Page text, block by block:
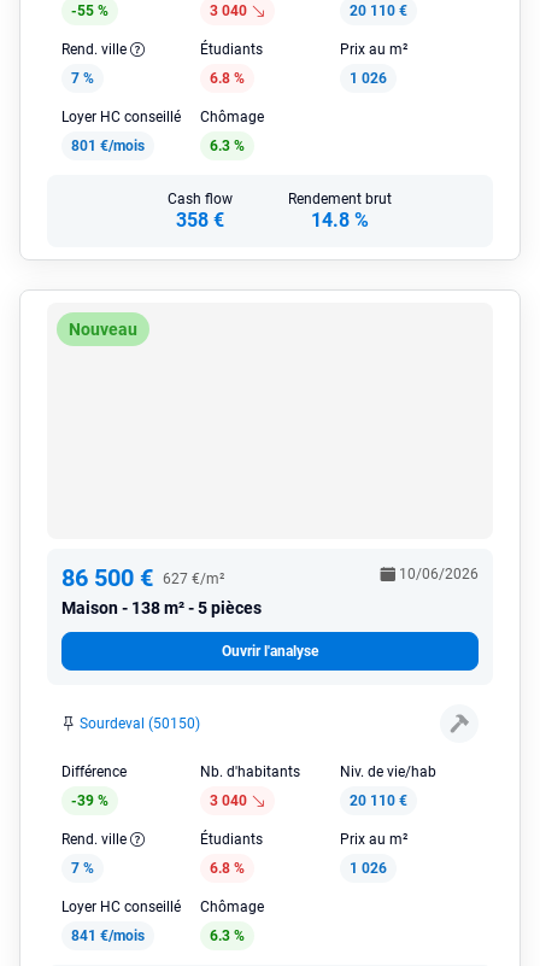
-55 %
3 040
20 110 €
Rend. ville
7 %
Étudiants
6.8 %
Prix au m²
1 026
Loyer HC conseillé
801 €/mois
Chômage
6.3 %
Cash flow
358 €
Rendement brut
14.8 %
Nouveau
86 500 € 627 €/m²
Maison 138 m² - 5 pièces
10/06/2026
Ouvrir l'analyse
Sourdeval (50150)
Différence
-39 %
Nb. d'habitants
3 040
Niv. de vie/hab
20 110 €
Rend. ville
7 %
Étudiants
6.8 %
Prix au m²
1 026
Loyer HC conseillé
841 €/mois
Chômage
6.3 %